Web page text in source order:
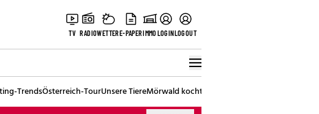
TV RADIOWETTERE-PAPERIMMOLOGINLOGOUT
TrendsÖsterreich-TourUnsere TiereMörwald kocht